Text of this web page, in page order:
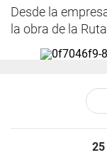
Desde la
la obra de la
25